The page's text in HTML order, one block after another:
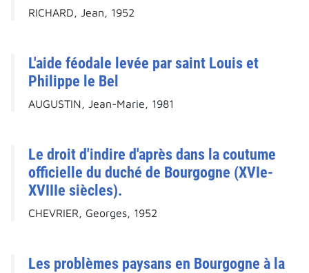
RICHARD, Jean, 1952
L'aide féodale levée par saint Louis et
Philippe le Bel
AUGUSTIN, Jean-Marie, 1981
Le droit d'indire d'après dans la coutume
officielle du duché de Bourgogne (XVIe-
XVIIIe siècles).
CHEVRIER, Georges, 1952
Les problèmes paysans en Bourgogne à la